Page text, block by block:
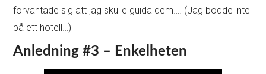
förväntade sig att jag skulle guida dem…. (Jag bodde inte
på ett hotell…)
Anledning #3 – Enkelheten